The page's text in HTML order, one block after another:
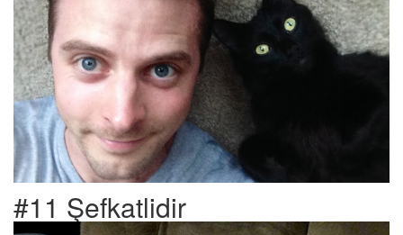
#11 Şefkatlidir